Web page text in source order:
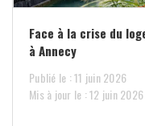
Face à la crise du
à Annecy
Publié le : 11 juin 2026
Mis à jour le : 12 juin 2026